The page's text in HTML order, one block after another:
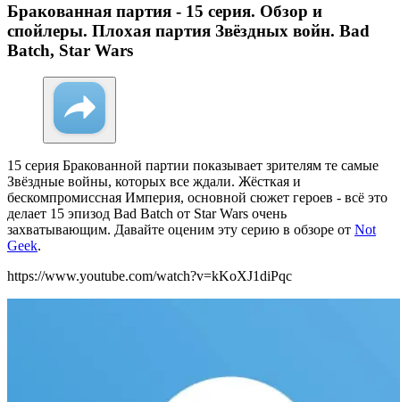
Бракованная партия - 15 серия. Обзор и
спойлеры. Плохая партия Звёздных войн. Bad
Batch, Star Wars
15 серия Бракованной партии показывает зрителям те самые
Звёздные войны, которых все ждали. Жёсткая и
бескомпромиссная Империя, основной сюжет героев - всё это
делает 15 эпизод Bad Batch от Star Wars очень
захватывающим. Давайте оценим эту серию в обзоре от Not
Geek.
https://www.youtube.com/watch?v=kKoXJ1diPqc